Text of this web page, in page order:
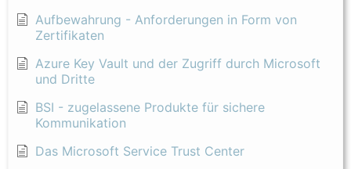
Aufbewahrung - Anforderungen in Form von
Zertifikaten
Azure Key Vault und der Zugriff durch Microsoft
und Dritte
BSI - zugelassene Produkte für sichere
Kommunikation
Das Microsoft Service Trust Center